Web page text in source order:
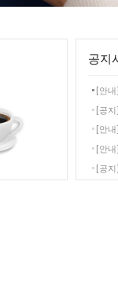
공지
[공지
[안
[공지